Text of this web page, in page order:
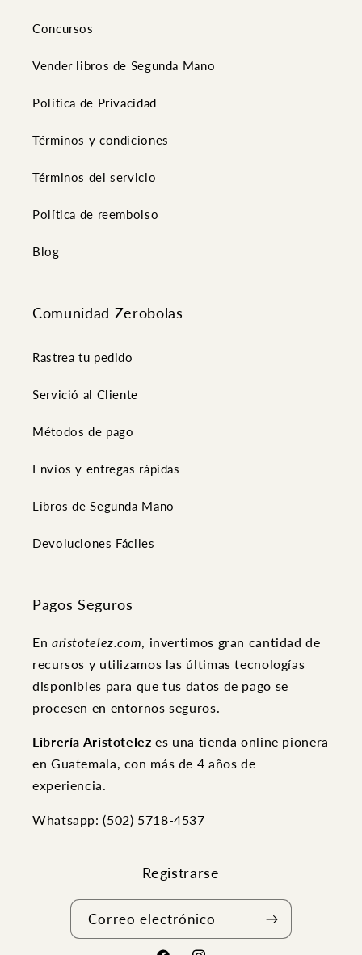
Concursos
Vender libros de Segunda Mano
Política de Privacidad
Términos y condiciones
Términos del servicio
Política de reembolso
Blog
Comunidad Zerobolas
Rastrea tu pedido
Servició al Cliente
Métodos de pago
Envíos y entregas rápidas
Libros de Segunda Mano
Devoluciones Fáciles
Pagos Seguros
En aristotelez.com , invertimos gran cantidad de
recursos y utilizamos las últimas tecnologías
disponibles para que tus datos de pago se
procesen en entornos seguros.
Librería Aristotelezes una tienda online pionera
en Guatemala, con más de 4 años de
experiencia.
Whatsapp: (502) ‭5718-4537
Registrarse
Correo electrónico